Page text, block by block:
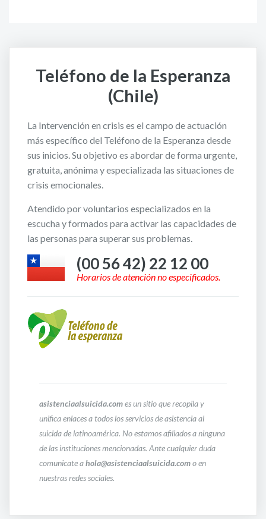
Teléfono de la Esperanza
(Chile)
La Intervención en crisis es el campo de actuación
más específico del Teléfono de la Esperanza desde
sus inicios. Su objetivo es abordar de forma urgente,
gratuita, anónima y especializada las situaciones de
crisis emocionales.
Atendido por voluntarios especializados en la
escucha y formados para activar las capacidades de
las personas para superar sus problemas.
(00 56 42) 22 12 00
Horarios de atención no especificados.
asistenciaalsuicida.comes un sitio que recopila y
unifica enlaces a todos los servicios de asistencia al
suicida de latinoamérica. No estamos afiliados a ninguna
de las instituciones mencionadas. Ante cualquier duda
comunicate ahola@asistenciaalsuicida.como en
nuestras redes sociales.